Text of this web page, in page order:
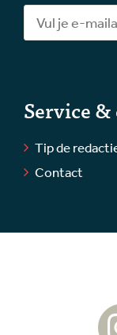
Service
Tip de
Contact